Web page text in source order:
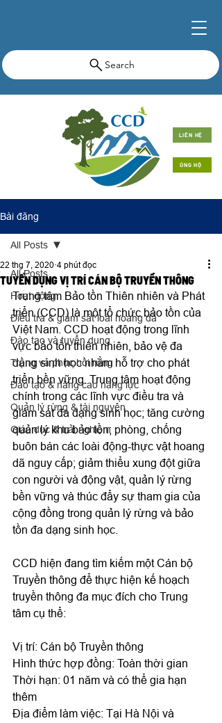
Search
LIÊN HỆ
ỦNG HỘ
Bài đăng
All Posts
Hoạt động
Điều tra & giám sát loài hoang dã
Đào tạo và tuyển dụng
Trồng và phục hồi rừng
Đào tạo & nâng cao năng lực
Quản lý rừng & tài nguyên
Giáo dục & trải nghiệm
All Posts
TUYỂN DỤNG VỊ TRÍ CÁN BỘ TRUYỀN THÔNG
22 thg 7, 2020 4 phút đọc
Trung tâm Bảo tồn Thiên nhiên và Phát
triển (CCD) là một tổ chức bảo tồn của
Việt Nam. CCD hoạt động trong lĩnh
vực bảo tồn thiên nhiên, bảo vệ đa
dạng sinh học nhằm hỗ trợ cho phát
triển bền vững. Trung tâm hoạt động
chính trong các lĩnh vực điều tra và
giám sát đa dạng sinh học; tăng cường
quản lý khu bảo tồn; phòng, chống
buôn bán các loài động-thực vật hoang
dã nguy cấp; giảm thiểu xung đột giữa
con người và động vật, quản lý rừng
bền vững và thúc đẩy sự tham gia của
cộng đồng trong quản lý rừng và bảo
tồn đa dạng sinh học.
CCD hiện đang tìm kiếm một Cán bộ
Truyền thông để thực hiện kế hoạch
truyền thông đa mục đích cho Trung
tâm cụ thể:
Vị trí: Cán bộ Truyền thông
Hình thức hợp đồng: Toàn thời gian
Thời hạn: 01 năm và có thể gia hạn
thêm
Địa điểm làm việc: Tại Hà Nội và